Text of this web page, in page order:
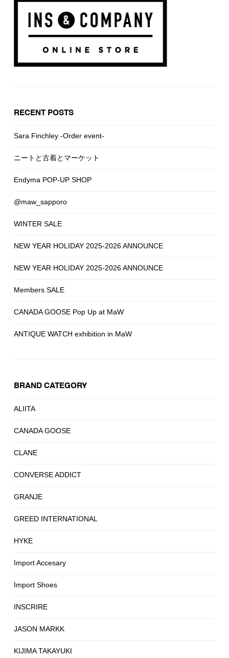
RECENT POSTS
Sara Finchley -Order event-
ニートと古着とマーケット
Endyma POP-UP SHOP
@maw_sapporo
WINTER SALE
NEW YEAR HOLIDAY 2025-2026 ANNOUNCE
NEW YEAR HOLIDAY 2025-2026 ANNOUNCE
Members SALE
CANADA GOOSE Pop Up at MaW
ANTIQUE WATCH exhibition in MaW
BRAND CATEGORY
ALIITA
CANADA GOOSE
CLANE
CONVERSE ADDICT
GRANJE
GREED INTERNATIONAL
HYKE
Import Accesary
Import Shoes
INSCRIRE
JASON MARKK
KIJIMA TAKAYUKI